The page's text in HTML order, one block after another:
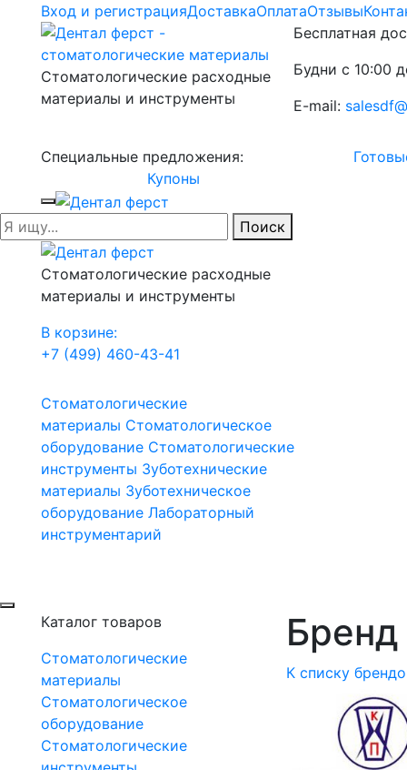
Вход и регистрацияДоставкаОплатаОтзывы
Стоматологические расходные
материалы и инструменты
Бесплатная
Будни с 10:00
E-mail:
Специальные предложения:
Купоны
Поиск
Стоматологические расходные
материалы и инструменты
В корзине:
+7 (499) 460-43-41
Стоматологические
материалы Стоматологическое
оборудование Стоматологические
инструменты Зуботехнические
материалы Зуботехническое
оборудование Лабораторный
инструментарий
Каталог товаров
Стоматологические
материалы
Стоматологическое
оборудование
Стоматологические
К списку